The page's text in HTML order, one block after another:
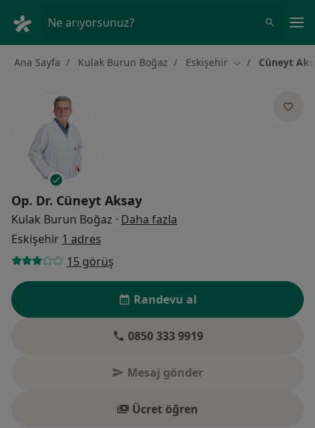
Ne arıyorsunuz?
Ana Sayfa Kulak Burun Boğaz Eskişehir Şehir değiştir
Cüneyt
Op. Dr. Cüneyt Aksay
Kulak Burun Boğaz · Daha fazla
Eskişehir 1 adres
15 görüş
Randevu al
0850 333 9919
Mesaj gönder
Ücret öğren